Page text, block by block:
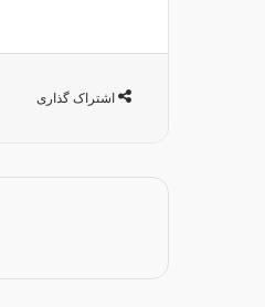
اشتراک گذاری